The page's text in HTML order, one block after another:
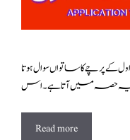
پرچے کا ساتواں سوال ہوتا
Read more